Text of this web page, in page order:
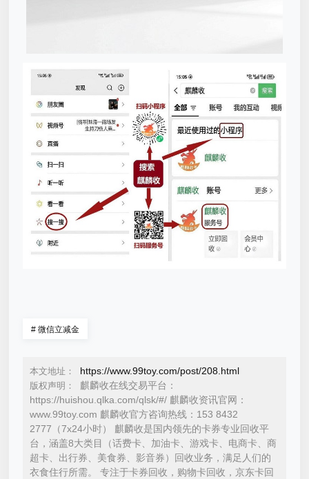
# 微信立减金
本文地址： https://www.99toy.com/post/208.html
版权声明：
麒麟收在线交易平台：
https://huishou.qlka.com/qlsk/#/ 麒麟收资讯官网：
www.99toy.com 麒麟收官方咨询热线：153 8432
2777（7x24小时） 麒麟收是国内领先的卡券专业回收平
台，涵盖8大类目（话费卡、加油卡、游戏卡、电商卡、商
超卡、出行券、美食券、影音券）回收业务，满足人们的
衣食住行所需。 专注于卡券回收，购物卡回收，京东卡回